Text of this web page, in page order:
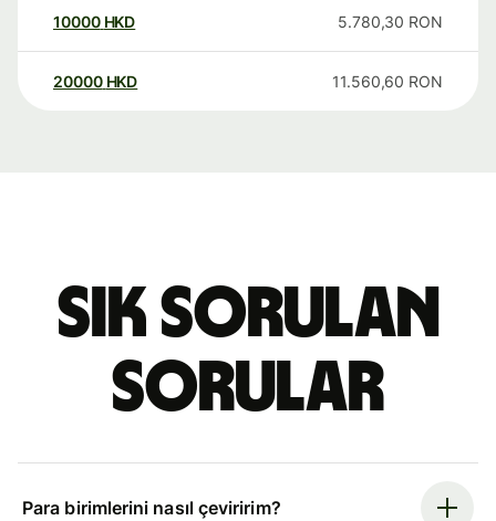
10000 HKD 5.780,30 RON
20000 HKD 11.560,60 RON
Sık sorulan
sorular
Para birimlerini nasıl çeviririm?